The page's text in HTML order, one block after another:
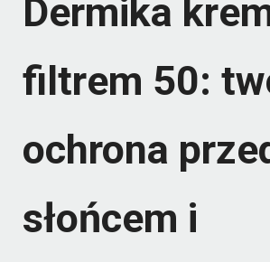
Dermika
filtrem 50:
ochrona
słońcem i